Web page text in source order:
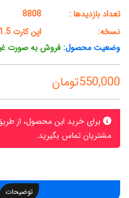
تعداد بازدیدها :
8808
نسخه:
اپن کارت 1.5
وضعیت محصول: فروش به صورت
550,000تومان
برای خرید این محصول، از
مشتریان تماس بگیرید.
توضیحات